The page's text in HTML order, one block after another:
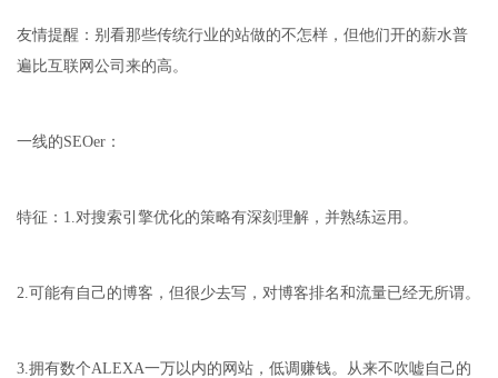
友情提醒：别看那些传统行业的站做的不怎样，但他们开的薪水普
遍比互联网公司来的高。
一线的SEOer：
特征：1.对搜索引擎优化的策略有深刻理解，并熟练运用。
2.可能有自己的博客，但很少去写，对博客排名和流量已经无所谓。
3.拥有数个ALEXA一万以内的网站，低调赚钱。从来不吹嘘自己的